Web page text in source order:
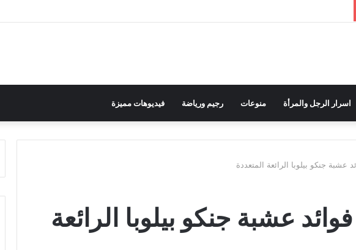
اسرار الرجل والمرأة منوعات رجيم ورياضة فيديوهات مميزة
جنكو بيلوبا الرائعة المتعددة
عشبة جنكو بيلوبا الرائعة